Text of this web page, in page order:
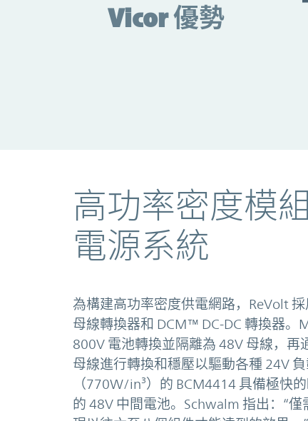
Vicor 優勢
高功率密度模
電源系統
為構建高功率密度供電網路，ReVolt
母線轉換器和 DCM™ DC-DC 轉換器。
800V 電池轉換並隔離為 48V 母線，再
母線進行轉換和穩壓以驅動各種 24V
（770W/in³）的 BCM4414 具備極快
的 48V 中間電池。Schwalm 指出：“